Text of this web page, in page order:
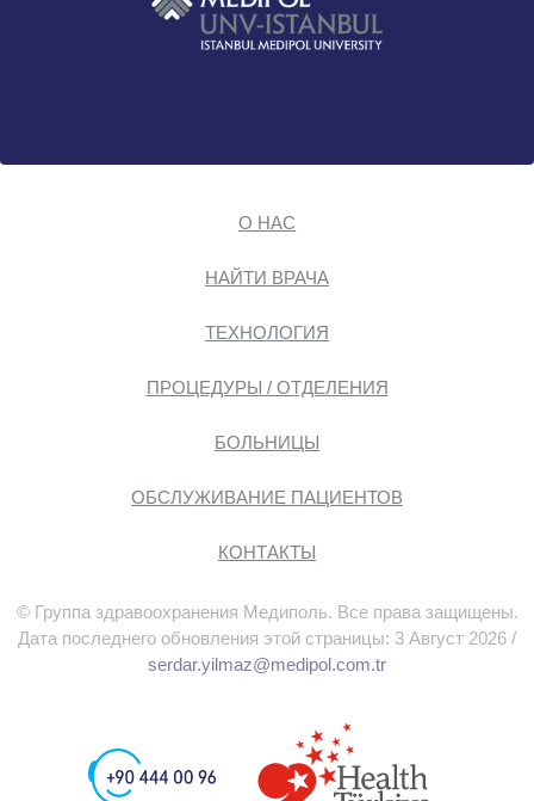
О НАС
НАЙТИ ВРАЧА
ТЕХНОЛОГИЯ
ПРОЦЕДУРЫ / ОТДЕЛЕНИЯ
БОЛЬНИЦЫ
ОБСЛУЖИВАНИЕ ПАЦИЕНТОВ
КОНТАКТЫ
© Группа здравоохранения Медиполь. Все права защищены.
Дата последнего обновления этой страницы: 3 Август 2026 /
serdar.yilmaz@medipol.com.tr